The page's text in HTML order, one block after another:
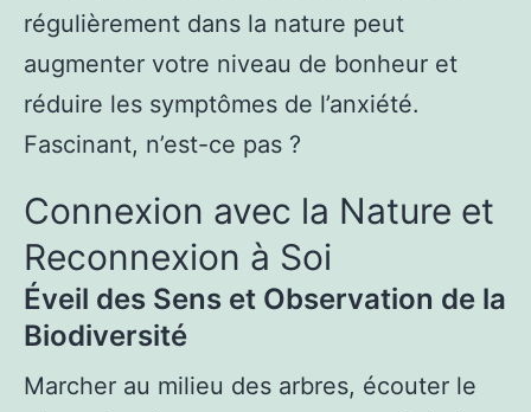
régulièrement dans la nature peut
augmenter votre niveau de bonheur et
réduire les symptômes de l’anxiété.
Fascinant, n’est-ce pas ?
Connexion avec la Nature et
Reconnexion à Soi
Éveil des Sens et Observation de la
Biodiversité
Marcher au milieu des arbres, écouter le